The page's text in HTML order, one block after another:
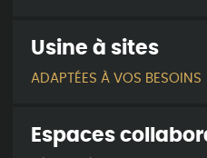
Usine à sites
ADAPTÉES À VOS BESOINS
Espaces